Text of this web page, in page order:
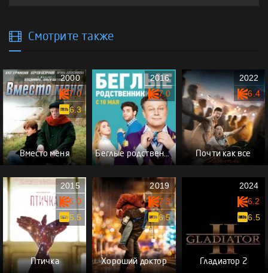
Смотрите также
Вместо меня
2000
7.0
6.3
Беглые родственники
2016
7.0
Почти как все
2022
6.4
Птичка
2015
6.0
5.5
Хороший доктор
2019
7.3
6.5
Гладиатор 2
2024
6.2
6.5